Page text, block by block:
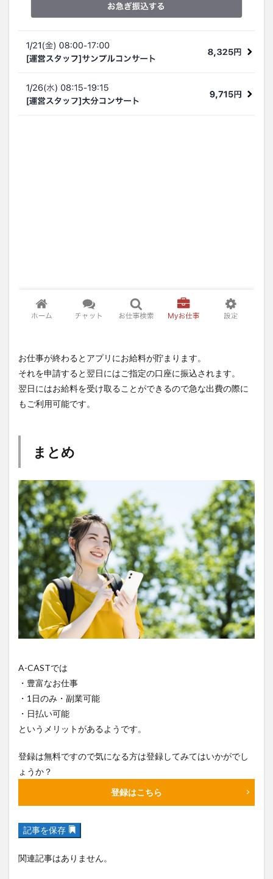
お仕事が終わるとアプリにお給料が貯まります。
それを申請すると翌日にはご指定の口座に振込されます。
翌日にはお給料を受け取ることができるので急な出費の際に
もご利用可能です。
まとめ
A-CASTでは
・豊富なお仕事
・1日のみ・副業可能
・日払い可能
というメリットがあるようです。
登録は無料ですので気になる方は登録してみてはいかがでし
ょうか？
登録はこちら
記事を保存
関連記事はありません。